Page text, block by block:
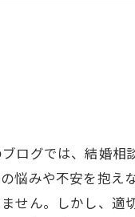
ログでは、結婚
悩みや不安を抱
せん。しかし、